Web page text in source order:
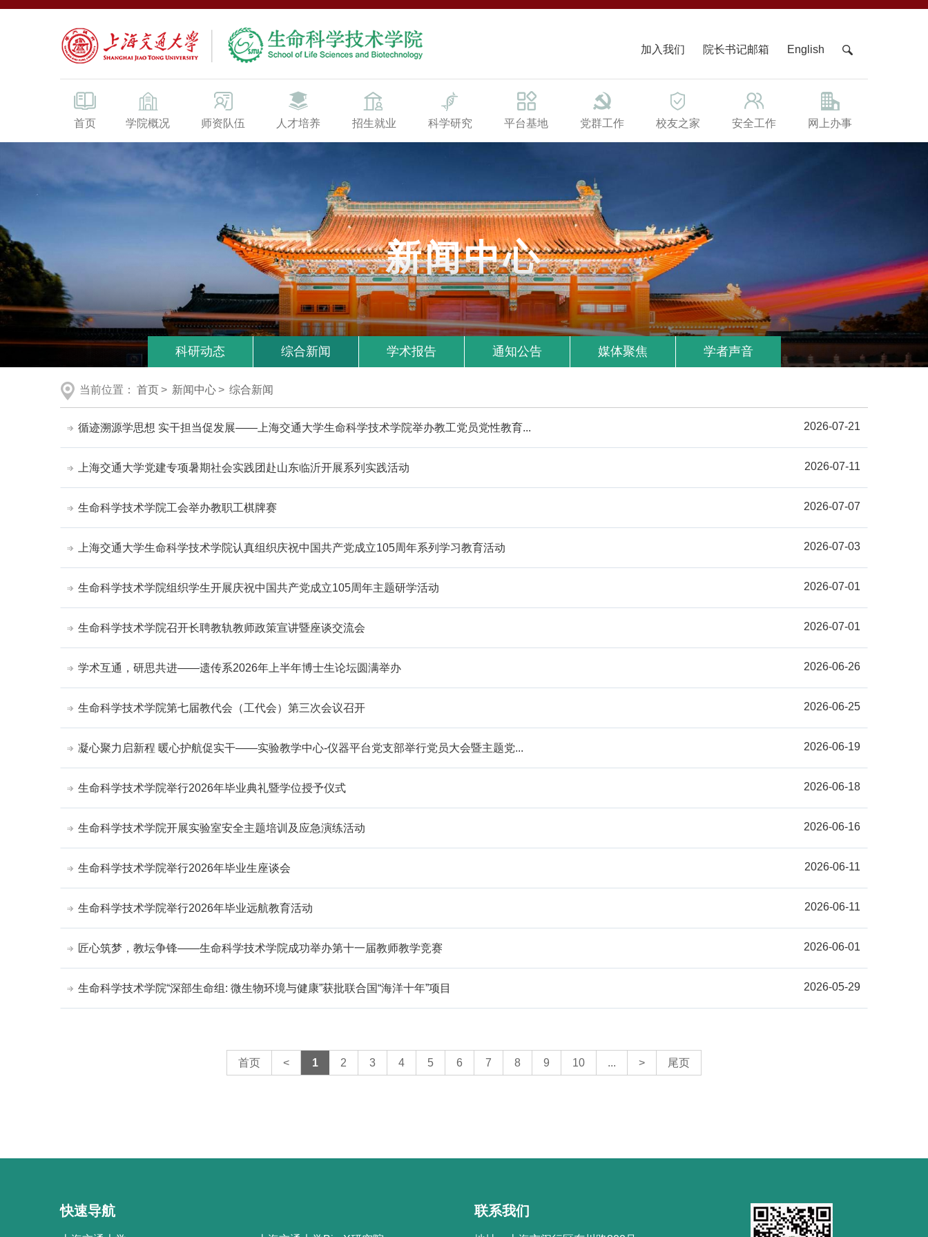
加入我们 院长书记邮箱 English
首页 学院概况 师资队伍 人才培养 招生就业 科学研究 平台基地 党群工作 校友之家 安全工作 网上办事
新闻中心
科研动态 综合新闻 学术报告 通知公告 媒体聚焦 学者声音
当前位置： 首页> 新闻中心> 综合新闻
循迹溯源学思想 实干担当促发展——上海交通大学生命科学技术学院举办教工党员党性教育... 2026-07-21
上海交通大学党建专项暑期社会实践团赴山东临沂开展系列实践活动 2026-07-11
生命科学技术学院工会举办教职工棋牌赛 2026-07-07
上海交通大学生命科学技术学院认真组织庆祝中国共产党成立105周年系列学习教育活动 2026-07-03
生命科学技术学院组织学生开展庆祝中国共产党成立105周年主题研学活动 2026-07-01
生命科学技术学院召开长聘教轨教师政策宣讲暨座谈交流会 2026-07-01
学术互通，研思共进——遗传系2026年上半年博士生论坛圆满举办 2026-06-26
生命科学技术学院第七届教代会（工代会）第三次会议召开 2026-06-25
凝心聚力启新程 暖心护航促实干——实验教学中心-仪器平台党支部举行党员大会暨主题党... 2026-06-19
生命科学技术学院举行2026年毕业典礼暨学位授予仪式 2026-06-18
生命科学技术学院开展实验室安全主题培训及应急演练活动 2026-06-16
生命科学技术学院举行2026年毕业生座谈会 2026-06-11
生命科学技术学院举行2026年毕业远航教育活动 2026-06-11
匠心筑梦，教坛争锋——生命科学技术学院成功举办第十一届教师教学竞赛 2026-06-01
生命科学技术学院“深部生命组: 微生物环境与健康”获批联合国“海洋十年”项目 2026-05-29
首页 < 1 2 3 4 5 6 7 8 9 10 ... > 尾页
快速导航 联系我们